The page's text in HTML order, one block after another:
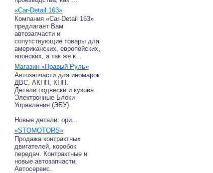
«Car-Detail 163»
Компания «Car-Detail 163»
предлагает Вам
автозапчасти и
сопутствующие товары для
американских, европейских,
японских, а так же к...
Магазин «Правый Руль»
Автозапчасти для иномарок:
ДВС, АКПП, КПП.
Детали подвески и кузова.
Электронные Блоки
Управления (ЭБУ).
Новые детали: ори...
«STOMOTORS»
Продажа контрактных
двигателей, коробок
передач. Контрактные и
новые автозапчасти.
Автосервис.